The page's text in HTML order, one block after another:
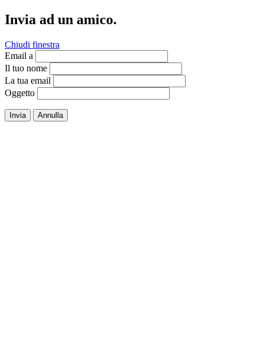
Invia ad un amico.
Chiudi finestra
Email a
Il tuo nome
La tua email
Oggetto
Invia Annulla